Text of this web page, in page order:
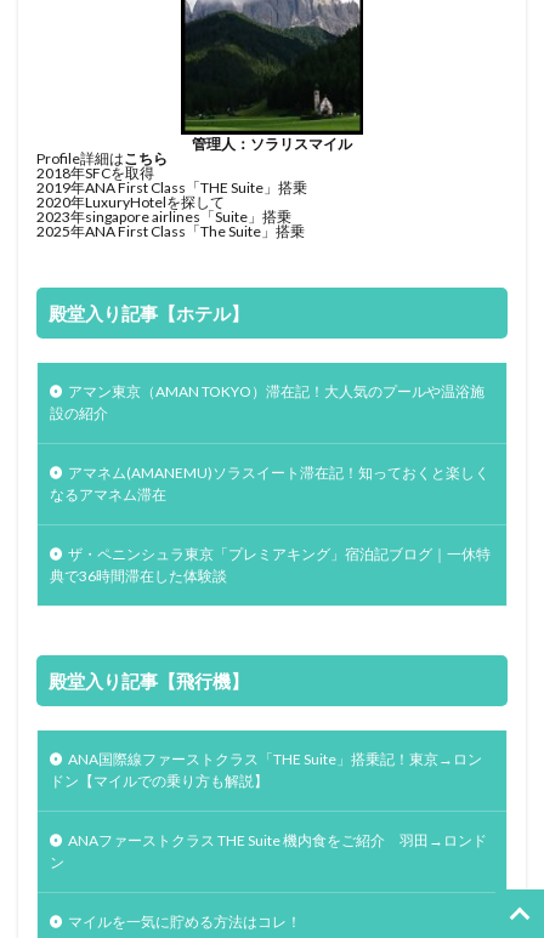
管理人：ソラリスマイル
Profile詳細はこちら
2018年SFCを取得
2019年ANA First Class「THE Suite」搭乗
2020年LuxuryHotelを探して
2023年singapore airlines「Suite」搭乗
2025年ANA First Class「The Suite」搭乗
殿堂入り記事【ホテル】
アマン東京（AMAN TOKYO）滞在記！大人気のプールや温浴施
設の紹介
アマネム(AMANEMU)ソラスイート滞在記！知っておくと楽しく
なるアマネム滞在
ザ・ペニンシュラ東京「プレミアキング」宿泊記ブログ｜一休特
典で36時間滞在した体験談
殿堂入り記事【飛行機】
ANA国際線ファーストクラス「THE Suite」搭乗記！東京→ロン
ドン【マイルでの乗り方も解説】
ANAファーストクラス THE Suite 機内食をご紹介 羽田→ロンド
ン
マイルを一気に貯める方法はコレ！